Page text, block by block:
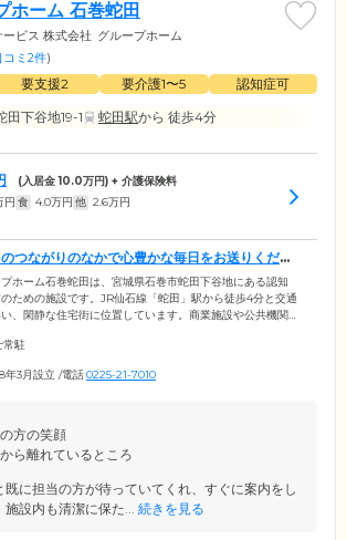
ホーム 石巻蛇田
ビス 株式会社 グループホーム
コミ2件)
要支援2 要介護1〜5
認知症可
田下谷地19-1
蛇田駅から 徒歩4分
(入居金10.0万円) + 介護保険料
円 食 4.0万円 他 2.6万円
つながりのなかで心豊かな毎日をお送りくださ
ホーム石巻蛇田は、宮城県石巻市蛇田下谷地にある認知
ための施設です。JR仙石線「蛇田」駅から徒歩4分と交通
、閑静な住宅街に位置しています。商業施設や公共機関
が社会とのつながりのなかで心豊かな生活を送れるよう
置していただき、ご自宅のようにおくつろぎください。
駐
年3月設立 /電話0225-21-7010
方の笑顔
ら離れているところ
既に担当の方が待っていてくれ、すぐに案内をし
設内も清潔に保た... 続きを見る